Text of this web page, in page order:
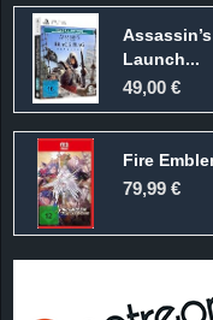
Launch...
49,00 €
Fire
79,99 €